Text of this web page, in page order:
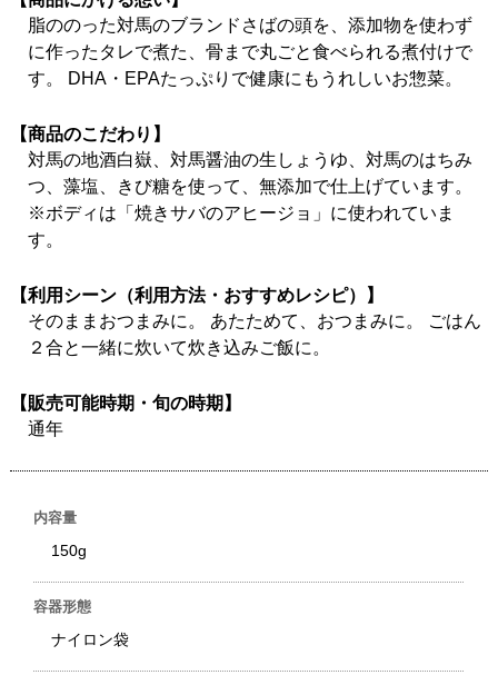
脂ののった対馬のブランドさばの頭を、添加物を使わず
に作ったタレで煮た、骨まで丸ごと食べられる煮付けで
す。 DHA・EPAたっぷりで健康にもうれしいお惣菜。
【商品のこだわり】
対馬の地酒白嶽、対馬醤油の生しょうゆ、対馬のはちみ
つ、藻塩、きび糖を使って、無添加で仕上げています。
※ボディは「焼きサバのアヒージョ」に使われていま
す。
【利用シーン（利用方法・おすすめレシピ）】
そのままおつまみに。 あたためて、おつまみに。 ごはん
２合と一緒に炊いて炊き込みご飯に。
【販売可能時期・旬の時期】
通年
内容量
150g
容器形態
ナイロン袋